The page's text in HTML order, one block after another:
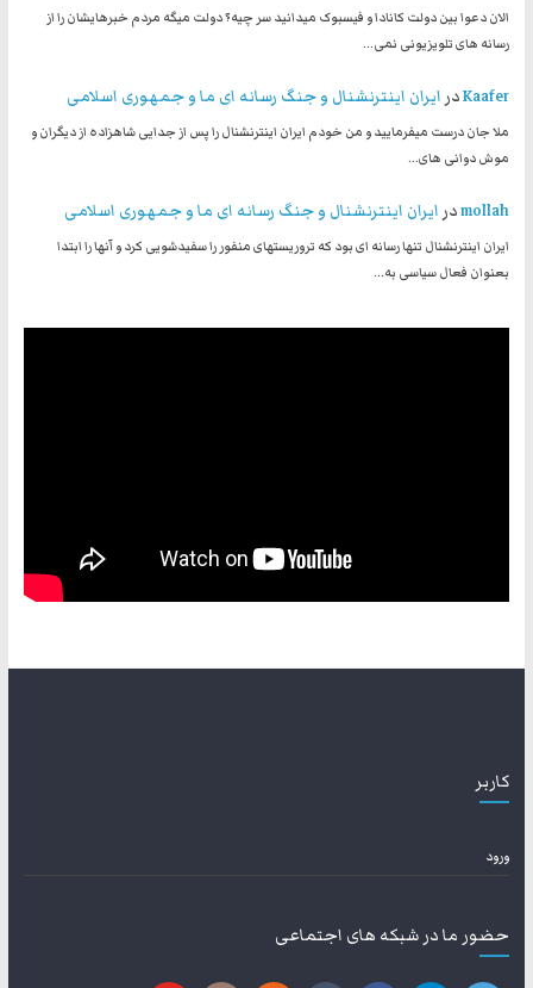
الان دعوا بین دولت کانادا و فیسبوک میدانید سر چیه؟ دولت میگه مردم خبرهایشان را از
رسانه های تلویزیونی نمی…
Kaaferدر ایران اینترنشنال و جنگ رسانه ای ما و جمهوری اسلامی
ملا جان درست میفرمایید و من خودم ایران اینترنشنال را پس از جدایی شاهزاده از دیگران و
موش دوانی های…
mollahدر ایران اینترنشنال و جنگ رسانه ای ما و جمهوری اسلامی
ایران اینترنشنال تنها رسانه ای بود که تروریستهای منفور را سفیدشویی کرد و آنها را ابتدا
بعنوان فعال سیاسی به…
کاربر
ورود
حضور ما در شبکه های اجتماعی